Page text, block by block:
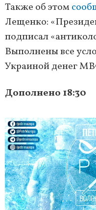
Также об этом
Лещенко:
подписал
Выполнены все
Украиной денег
Дополнено 18:30